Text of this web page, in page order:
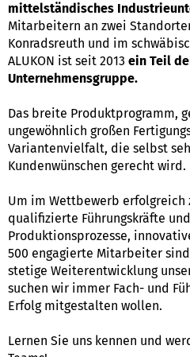
mittelständisches
Mitarbeitern an zwei
Konradsreuth und im
ALUKON ist seit 2013 ein Teil
Unternehmensgruppe.
Das breite Produktprogramm,
ungewöhnlich großen
Variantenvielfalt, die selbst
Kundenwünschen gerecht wird.
Um im Wettbewerb erfolgreich
qualifizierte Führungskräfte
Produktionsprozesse,
500 engagierte Mitarbeiter
stetige Weiterentwicklung
suchen wir immer Fach- und
Erfolg mitgestalten wollen.
Lernen Sie uns kennen und